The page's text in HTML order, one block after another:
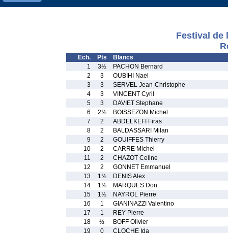
Festival de
Ech. Pts
Blancs
1
3½
PACHON Bernard
2
3
OUBIHI Nael
3
3
SERVEL Jean-Christophe
4
3
VINCENT Cyril
5
3
DAVIET Stephane
6
2½
BOISSEZON Michel
7
2
ABDELKEFI Firas
8
2
BALDASSARI Milan
9
2
GOUIFFES Thierry
10
2
CARRE Michel
11
2
CHAZOT Celine
12
2
GONNET Emmanuel
13
1½
DENIS Alex
14
1½
MARQUES Don
15
1½
NAYROL Pierre
16
1
GIANINAZZI Valentino
17
1
REY Pierre
18
½
BOFF Olivier
19
0 CLOCHE Ida